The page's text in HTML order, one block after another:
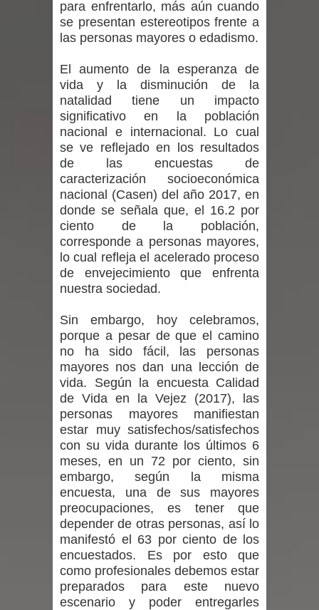
Alta positividad en influenza hace que
vacunarse
Mario Meza endurece críticas contra
ministra de Salud por dejar fuera a
Linares: “No dará la cara”
Seremi de Desarrollo Social y Familia
mantiene despliegue para apoyar a
niños y adolescentes durante la
Del anime al K-pop: especialistas U.
de Chile analizan el creciente interés
por las culturas japonesa y coreana
Renuncia del seremi Minvu en el
Maule golpea al Gobierno en medio de
denuncias por viviendas sociales en
Talca
Diputado Jorge Guzmán rechaza
proyecto de interconexión eléctrica
en la alta cordillera del Maule por su
para enfrentarlo, más aún cuando
se presentan estereotipos frente a
las personas mayores o edadismo.
El aumento de la esperanza de
vida y la disminución de la
natalidad tiene un impacto
significativo en la población
nacional e internacional. Lo cual
se ve reflejado en los resultados
de las encuestas de
caracterización socioeconómica
nacional (Casen) del año 2017, en
donde se señala que, el 16.2 por
ciento de la población,
corresponde a personas mayores,
lo cual refleja el acelerado proceso
de envejecimiento que enfrenta
nuestra sociedad.
Sin embargo, hoy celebramos,
porque a pesar de que el camino
no ha sido fácil, las personas
mayores nos dan una lección de
vida. Según la encuesta Calidad
de Vida en la Vejez (2017), las
personas mayores manifiestan
estar muy satisfechos/satisfechos
con su vida durante los últimos 6
meses, en un 72 por ciento, sin
embargo, según la misma
encuesta, una de sus mayores
preocupaciones, es tener que
depender de otras personas, así lo
manifestó el 63 por ciento de los
encuestados. Es por esto que
como profesionales debemos estar
preparados para este nuevo
escenario y poder entregarles